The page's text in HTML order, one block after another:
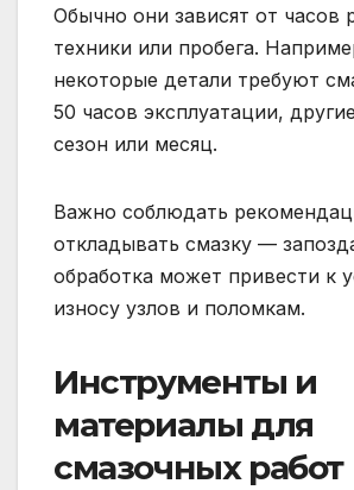
Обычно они зависят от часов
техники или пробега.
некоторые детали требуют
50 часов эксплуатации,
сезон или месяц.
Важно соблюдать
откладывать смазку —
обработка может привести к
износу узлов и поломкам.
Инструменты и
материалы для
смазочных работ